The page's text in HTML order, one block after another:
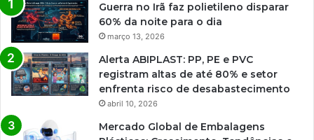
Guerra no Irã faz polietileno disparar
60% da noite para o dia
março 13, 2026
Alerta ABIPLAST: PP, PE e PVC
registram altas de até 80% e setor
enfrenta risco de desabastecimento
abril 10, 2026
Mercado Global de Embalagens